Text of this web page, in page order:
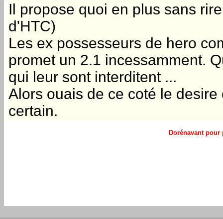
Il propose quoi en plus sans
d'HTC)
Les ex possesseurs de hero
promet un 2.1 incessamment.
qui leur sont interditent ...
Alors ouais de ce coté le
certain.
Dorénavant